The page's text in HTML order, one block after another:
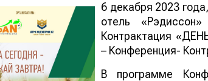
6 декабря 2023
отель
Контрактация
– Конференция-
В программе